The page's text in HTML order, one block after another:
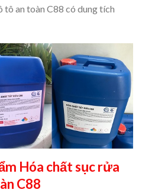
an toàn C88 có dung tích
Hóa chất sục rửa
C88